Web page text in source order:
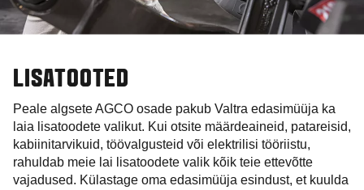
LISATOOTED
Peale algsete AGCO osade pakub Valtra edasimüüja ka
laia lisatoodete valikut. Kui otsite määrdeaineid, patareisid,
kabiinitarvikuid, töövalgusteid või elektrilisi tööriistu,
rahuldab meie lai lisatoodete valik kõik teie ettevõtte
vajadused. Külastage oma edasimüüja esindust, et kuulda